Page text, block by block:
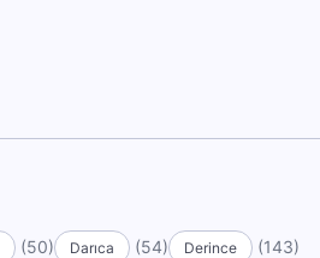
(50) Darıca (54) Derince (143)